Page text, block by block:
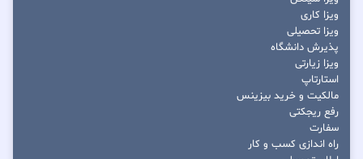
ویزا کاری
ویزا تحصیلی
پذیرش دانشگاه
ویزا زیارتی
استارتاپ
مالکیت و خرید بیزینس
رفع ریجکتی
سفارت
راه اندازی کسب و کار